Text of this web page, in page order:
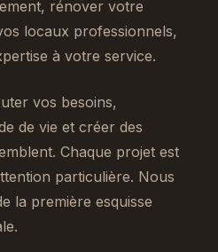
rénover votre
locaux professionnels,
à votre service.
vos besoins,
de vie et créer des
Chaque projet est
particulière. Nous
la première esquisse